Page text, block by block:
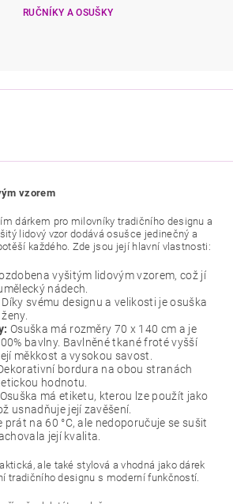
RUČNÍKY A OSUŠKY
vzorem
dárkem pro milovníky tradičního designu a
lidový vzor dodává osušce jedinečný a
každého. Zde jsou její hlavní vlastnosti:
vyšitým lidovým vzorem, což jí
nádech.
Díky svému designu a velikosti je osuška
Osuška má rozměry 70 x 140 cm a je
bavlny. Bavlněné tkané froté vyšší
měkkost a vysokou savost.
bordura na obou stranách
hodnotu.
Osuška má etiketu, kterou lze použít jako
usnadňuje její zavěšení.
prát na 60 °C, ale nedoporučuje se sušit
její kvalita.
ale také stylová a vhodná jako dárek
tradičního designu s moderní funkčností.